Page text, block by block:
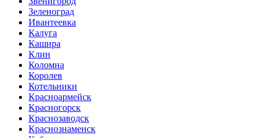
Зеленоград
Ивантеевка
Калуга
Кашира
Клин
Коломна
Королев
Котельники
Красноармейск
Красногорск
Краснозаводск
Краснознаменск